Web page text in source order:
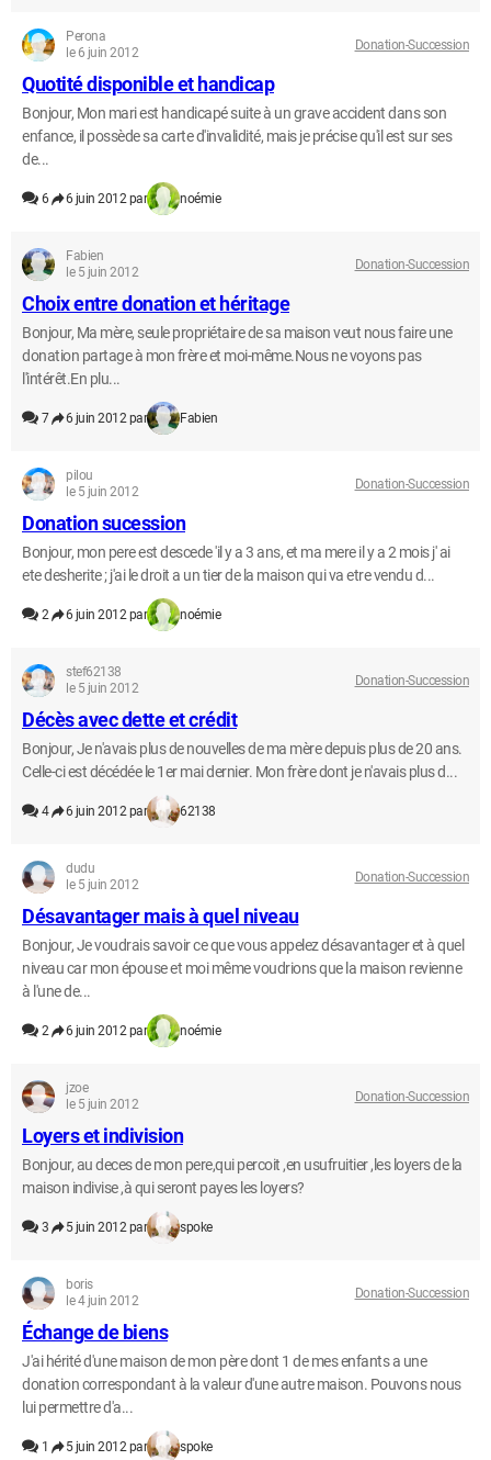
Perona
le 6 juin 2012
Donation-Succession
Quotité disponible et handicap
Bonjour, Mon mari est handicapé suite à un grave accident dans son
enfance, il possède sa carte d'invalidité, mais je précise qu'il est sur ses
de...
6 6 juin 2012 par noémie
Fabien
le 5 juin 2012
Donation-Succession
Choix entre donation et héritage
Bonjour, Ma mère, seule propriétaire de sa maison veut nous faire une
donation partage à mon frère et moi-même.Nous ne voyons pas
l'intérêt.En plu...
7 6 juin 2012 par Fabien
pilou
le 5 juin 2012
Donation-Succession
Donation sucession
Bonjour, mon pere est descede 'il y a 3 ans, et ma mere il y a 2 mois j' ai
ete desherite ; j'ai le droit a un tier de la maison qui va etre vendu d...
2 6 juin 2012 par noémie
stef62138
le 5 juin 2012
Donation-Succession
Décès avec dette et crédit
Bonjour, Je n'avais plus de nouvelles de ma mère depuis plus de 20 ans.
Celle-ci est décédée le 1er mai dernier. Mon frère dont je n'avais plus d...
4 6 juin 2012 par 62138
dudu
le 5 juin 2012
Donation-Succession
Désavantager mais à quel niveau
Bonjour, Je voudrais savoir ce que vous appelez désavantager et à quel
niveau car mon épouse et moi même voudrions que la maison revienne
à l'une de...
2 6 juin 2012 par noémie
jzoe
le 5 juin 2012
Donation-Succession
Loyers et indivision
Bonjour, au deces de mon pere,qui percoit ,en usufruitier ,les loyers de la
maison indivise ,à qui seront payes les loyers?
3 5 juin 2012 par spoke
boris
le 4 juin 2012
Donation-Succession
Échange de biens
J'ai hérité d'une maison de mon père dont 1 de mes enfants a une
donation correspondant à la valeur d'une autre maison. Pouvons nous
lui permettre d'a...
1 5 juin 2012 par spoke